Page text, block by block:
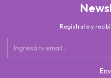
Registrate y